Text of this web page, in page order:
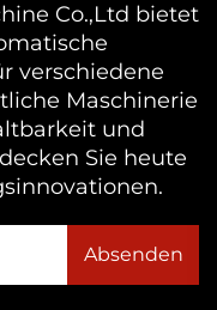
Co.,Ltd bietet
verschiedene
Maschinerie
und
Sie heute